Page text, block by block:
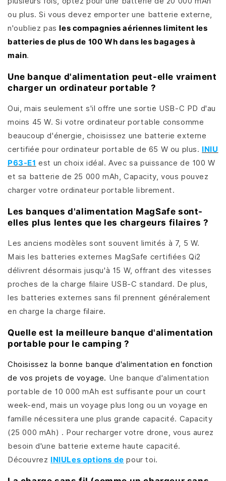
ou plus. Si vous devez emporter une batterie externe,
n'oubliez pas les compagnies aériennes limitent les
batteries de plus de 100 Wh dans les bagages à
main.
Une banque d'alimentation peut-elle vraiment
charger un ordinateur portable ?
Oui, mais seulement s'il offre une sortie USB-C PD d'au
moins 45 W. Si votre ordinateur portable consomme
beaucoup d'énergie, choisissez une batterie externe
certifiée pour ordinateur portable de 65 W ou plus. INIU
P63-E1 est un choix idéal. Avec sa puissance de 100 W
et sa batterie de 25 000 mAh, Capacity, vous pouvez
charger votre ordinateur portable librement.
Les banques d'alimentation MagSafe sont-
elles plus lentes que les chargeurs filaires ?
Les anciens modèles sont souvent limités à 7, 5 W.
Mais les batteries externes MagSafe certifiées Qi2
délivrent désormais jusqu'à 15 W, offrant des vitesses
proches de la charge filaire USB-C standard. De plus,
les batteries externes sans fil prennent généralement
en charge la charge filaire.
Quelle est la meilleure banque d'alimentation
portable pour le camping ?
Choisissez la bonne banque d'alimentation en fonction
de vos projets de voyage. Une banque d'alimentation
portable de 10 000 mAh est suffisante pour un court
week-end, mais un voyage plus long ou un voyage en
famille nécessitera une plus grande capacité. Capacity
(25 000 mAh) . Pour recharger votre drone, vous aurez
besoin d'une batterie externe haute capacité.
Découvrez INIULes options de pour toi.